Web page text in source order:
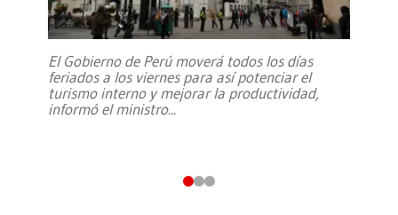
El Gobierno de Perú moverá todos los días
feriados a los viernes para así potenciar el
turismo interno y mejorar la productividad,
informó el ministro...